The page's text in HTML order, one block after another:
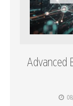
Advanced